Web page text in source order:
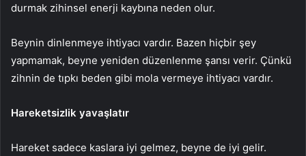
durmak zihinsel enerji kaybına neden olur.
Beynin dinlenmeye ihtiyacı vardır. Bazen hiçbir şey
yapmamak, beyne yeniden düzenlenme şansı verir. Çünkü
zihnin de tıpkı beden gibi mola vermeye ihtiyacı vardır.
Hareketsizlik yavaşlatır
Hareket sadece kaslara iyi gelmez, beyne de iyi gelir.